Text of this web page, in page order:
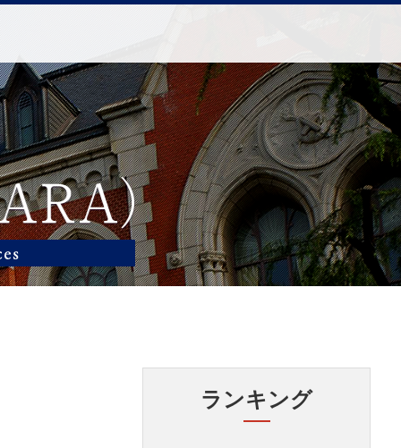
ランキング